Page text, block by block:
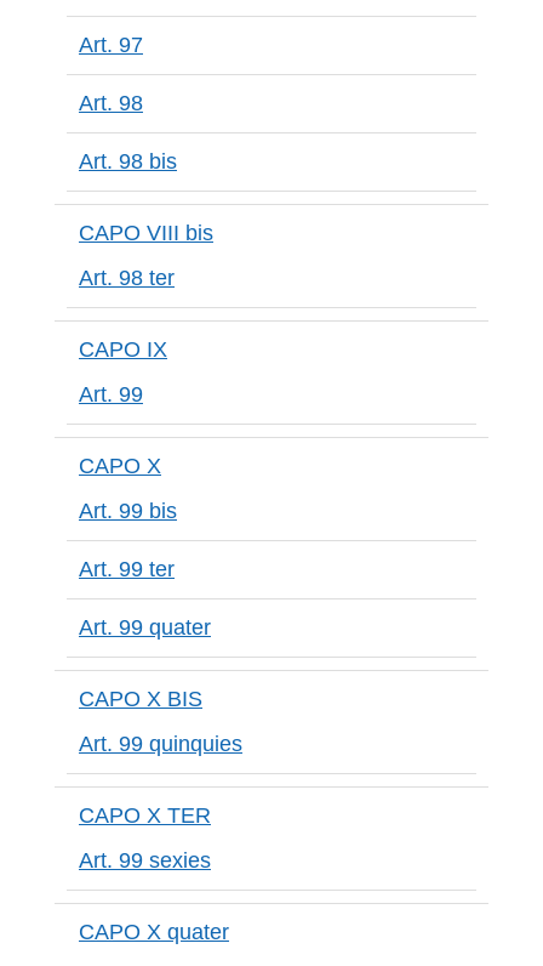
Art. 97
Art. 98
Art. 98 bis
CAPO VIII bis
Art. 98 ter
CAPO IX
Art. 99
CAPO X
Art. 99 bis
Art. 99 ter
Art. 99 quater
CAPO X BIS
Art. 99 quinquies
CAPO X TER
Art. 99 sexies
CAPO X quater